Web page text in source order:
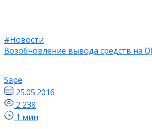
#Новости
Возобновление вывода средств на
Sape
25.05.2016
2 238
1 мин